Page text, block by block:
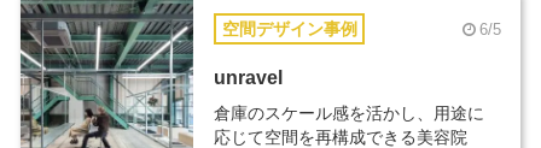
空間デザイン事例 6/5
unravel
倉庫のスケール感を活かし、用途に
応じて空間を再構成できる美容院